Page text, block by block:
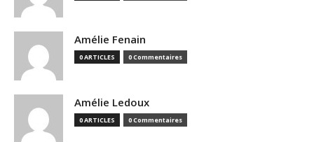
Amélie Fenain
0 ARTICLES 0 Commentaires
Amélie Ledoux
0 ARTICLES 0 Commentaires